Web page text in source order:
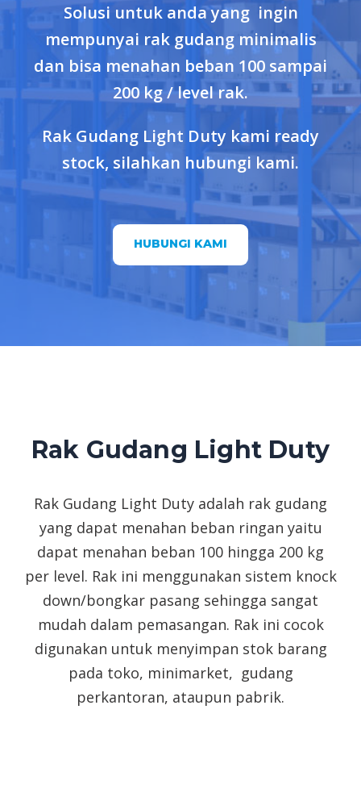
Solusi untuk anda yang ingin
mempunyai rak gudang minimalis
dan bisa menahan beban 100 sampai
200 kg / level rak.
Rak Gudang Light Duty kami ready
stock, silahkan hubungi kami.
HUBUNGI KAMI
Rak Gudang Light Duty
Rak Gudang Light Duty adalah rak gudang
yang dapat menahan beban ringan yaitu
dapat menahan beban 100 hingga 200 kg
per level. Rak ini menggunakan sistem knock
down/bongkar pasang sehingga sangat
mudah dalam pemasangan. Rak ini cocok
digunakan untuk menyimpan stok barang
pada toko, minimarket, gudang
perkantoran, ataupun pabrik.